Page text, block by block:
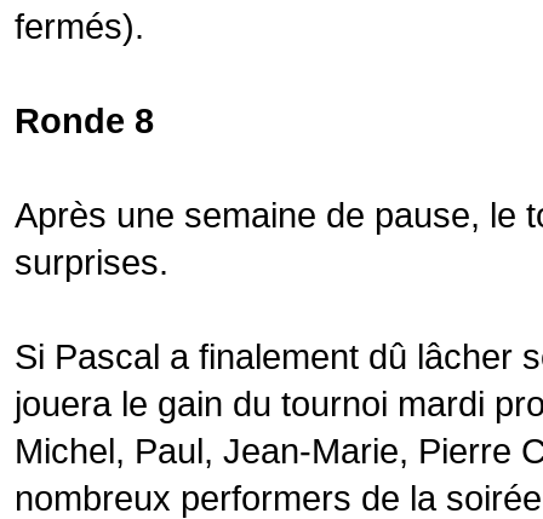
fermés).
Ronde 8
Après une semaine de pause, le
surprises.
Si Pascal a finalement dû lâcher
jouera le gain du tournoi mardi
Michel, Paul, Jean-Marie, Pierre
nombreux performers de la